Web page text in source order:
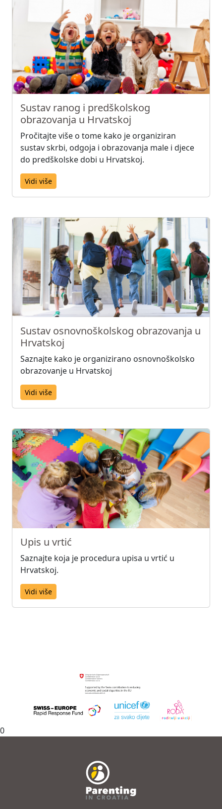
Sustav ranog i predškolskog
obrazovanja u Hrvatskoj
Pročitajte više o tome kako je organiziran
sustav skrbi, odgoja i obrazovanja male i djece
do predškolske dobi u Hrvatskoj.
Vidi više
Sustav osnovnoškolskog obrazovanja u
Hrvatskoj
Saznajte kako je organizirano osnovnoškolsko
obrazovanje u Hrvatskoj
Vidi više
Upis u vrtić
Saznajte koja je procedura upisa u vrtić u
Hrvatskoj.
Vidi više
0